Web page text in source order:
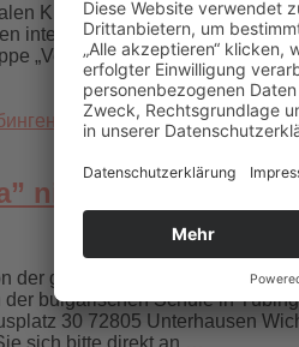
Kulturwoche in Tübingen 📅
interkulturellen Treffen
„Veselie“ aus Mailand
nimmt an der
der griechischen Gemeinde in
der bulgarischen Schule in
30 72805 Unterhausen